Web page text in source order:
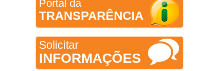
Portal da
TRANSPARÊNCIA
Solicitar
INFORMAÇÕES